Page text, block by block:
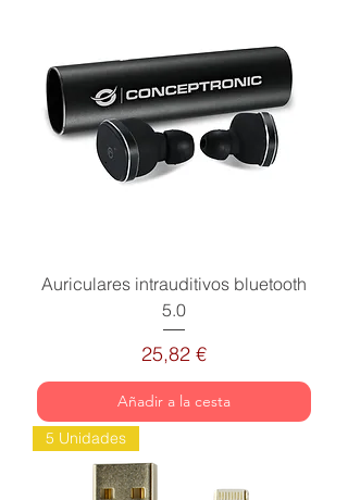
Auriculares intrauditivos bluetooth
5.0
Precio
25,82 €
Añadir a la cesta
5 Unidades